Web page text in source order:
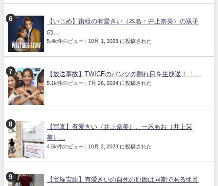
【いじめ】宙組の有愛きい（本名：井上奈美）の双子
の...
5.4k件のビュー | 10月 1, 2023 に投稿された
【放送事故】TWICEのパンツの割れ目を生放送！「...
5.1k件のビュー | 7月 26, 2024 に投稿された
【写真】有愛きい（井上奈美）、一禾あお（井上茉
美）...
4.5k件のビュー | 10月 2, 2023 に投稿された
【宝塚宙組】有愛きいの自死の原因は同期である亜音